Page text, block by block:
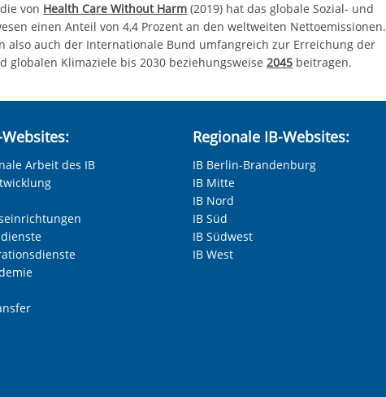
von Health Care Without Harm (2019) hat das globale Sozial- und
einen Anteil von 4,4 Prozent an den weltweiten Nettoemissionen.
also auch der Internationale Bund umfangreich zur Erreichung der
globalen Klimaziele bis 2030 beziehungsweise2045 beitragen.
Arbeit des IB
Regionale IB-Websites:
IB Berlin-Brandenburg
IB Mitte
IB Nord
IB Süd
IB Südwest
IB West